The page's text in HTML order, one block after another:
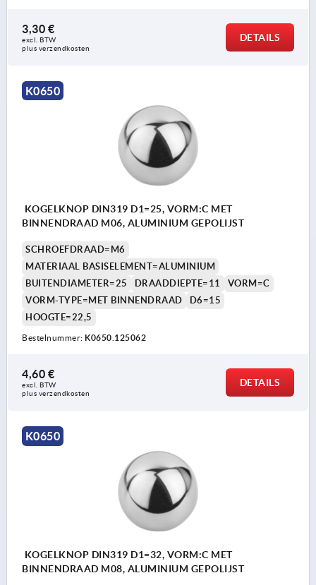
3,30 €
excl. BTW
plus verzendkosten
DETAILS
K0650
KOGELKNOP DIN319 D1=25, VORM:C MET
BINNENDRAAD M06, ALUMINIUM GEPOLIJST
SCHROEFDRAAD=M6
MATERIAAL BASISELEMENT=ALUMINIUM
BUITENDIAMETER=25
DRAADDIEPTE=11
VORM=C
VORM-TYPE=MET BINNENDRAAD
D6=15
HOOGTE=22,5
Bestelnummer: K0650.125062
4,60 €
excl. BTW
plus verzendkosten
DETAILS
K0650
KOGELKNOP DIN319 D1=32, VORM:C MET
BINNENDRAAD M08, ALUMINIUM GEPOLIJST